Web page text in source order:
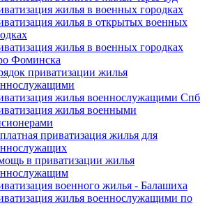
жилья в военных городках
жилья в открытых военных
жилья в военных городках
Фоминска
приватизации жилья
жилья военнослужащими Спб
жилья военными
приватизация жилья для
в приватизации жилья
военного жилья - Балашиха
жилья военнослужащими по